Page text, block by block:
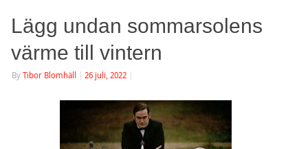
Lägg undan sommarsolens
värme till vintern
By Tibor Blomhäll 26 juli, 2022